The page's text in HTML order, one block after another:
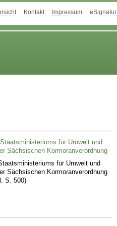
Kontakt Impressum eSignatur
für Umwelt und
Sächsischen Kormoranverordnung
für Umwelt und
Sächsischen Kormoranverordnung
S. 500)